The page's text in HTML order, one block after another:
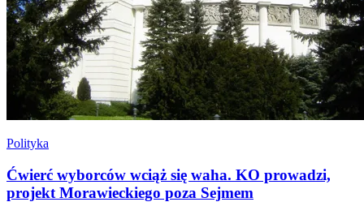
Polityka
Ćwierć wyborców wciąż się waha. KO prowadzi,
projekt Morawieckiego poza Sejmem